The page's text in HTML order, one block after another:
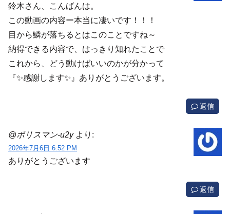
鈴木さん、こんばんは。
この動画の内容ー本当に凄いです！！！
目から鱗が落ちるとはこのことですね～
納得できる内容で、はっきり知れたことで
これから、どう動けばいいのかが分かって
『✨感謝します✨』ありがとうございます。
返信
@ポリスマン-u2y より:
2026年7月6日 6:52 PM
ありがとうございます
返信